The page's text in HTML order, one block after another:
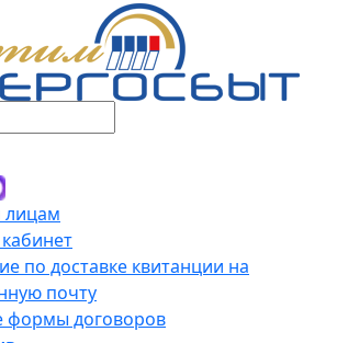
лицам
по доставке квитанции на
почту
формы договоров